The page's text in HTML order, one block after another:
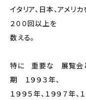
イタリア、日本、アメ
２００回以上を
数える。
特に 重要な 展覧会と
期 １９９３年、
１９９５年、１９９７年、